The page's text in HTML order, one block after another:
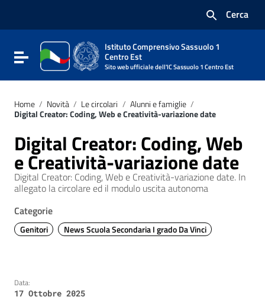
Vai al footer
Cerca
Attiva / disattiva la navigazione
Istituto Comprensivo Sassuolo 1
Centro Est
Sito web ufficiale dell'IC Sassuolo 1 Centro Est
Home / Novità / Le circolari / Alunni e famiglie /
Digital Creator: Coding, Web e Creatività-variazione date
Digital Creator: Coding, Web
e Creatività-variazione date
Digital Creator: Coding, Web e Creatività-variazione date. In
allegato la circolare ed il modulo uscita autonoma
Categorie
Genitori News Scuola Secondaria I grado Da Vinci
Data:
17 Ottobre 2025